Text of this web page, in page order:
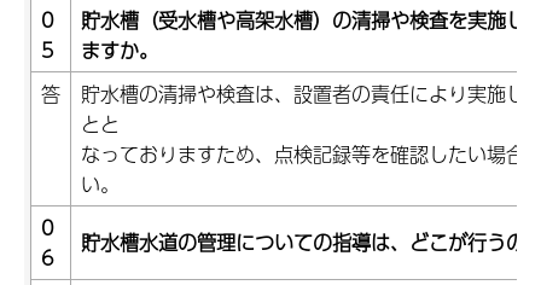
0
5
貯水槽（受水槽や高架水槽）の清掃や検査を実施し
ますか。
答
貯水槽の清掃や検査は、設置者の責任により実施し
とと
なっておりますため、点検記録等を確認したい場合
い。
0
6
貯水槽水道の管理についての指導は、どこが行うの